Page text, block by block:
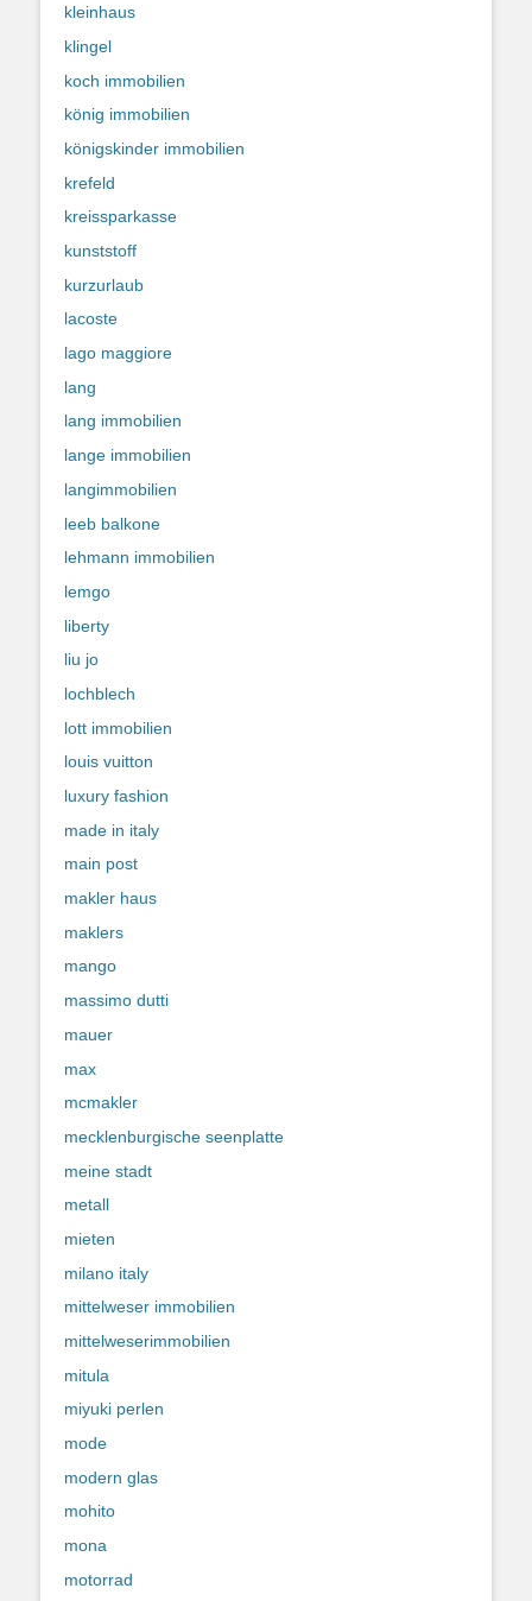
kleinhaus
klingel
koch immobilien
könig immobilien
königskinder immobilien
krefeld
kreissparkasse
kunststoff
kurzurlaub
lacoste
lago maggiore
lang
lang immobilien
lange immobilien
langimmobilien
leeb balkone
lehmann immobilien
lemgo
liberty
liu jo
lochblech
lott immobilien
louis vuitton
luxury fashion
made in italy
main post
makler haus
maklers
mango
massimo dutti
mauer
max
mcmakler
mecklenburgische seenplatte
meine stadt
metall
mieten
milano italy
mittelweser immobilien
mittelweserimmobilien
mitula
miyuki perlen
mode
modern glas
mohito
mona
motorrad